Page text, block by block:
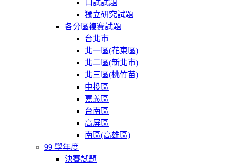
口試試題
獨立研究試題
各分區複賽試題
台北市
北一區(花東區)
北二區(新北市)
北三區(桃竹苗)
中投區
嘉義區
台南區
高屏區
南區(高雄區)
99 學年度
決賽試題